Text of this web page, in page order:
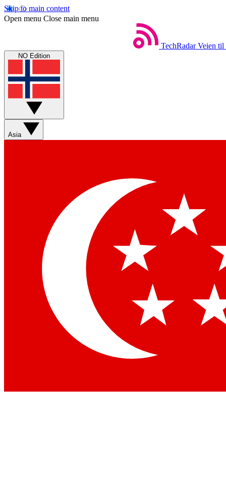
Skip to main content
Open menu Close main menu
TechRadar Veien til
NO Edition
Asia